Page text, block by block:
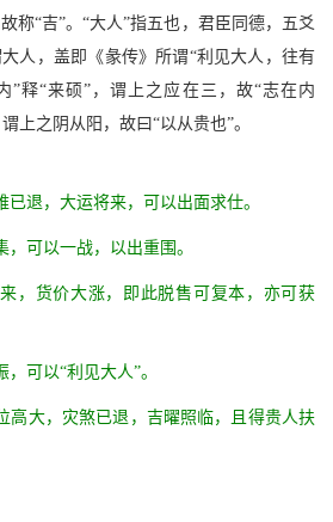
称“吉”。“大人”指五也，君臣同德，五爻
人，盖即《彖传》所谓“利见大人，往有
”释“来硕”，谓上之应在三，故“志在内
上之阴从阳，故曰“以从贵也”。
退，大运将来，可以出面求仕。
可以一战，以出重围。
，货价大涨，即此脱售可复本，亦可获
可以“利见大人”。
大，灾煞已退，吉曜照临，且得贵人扶